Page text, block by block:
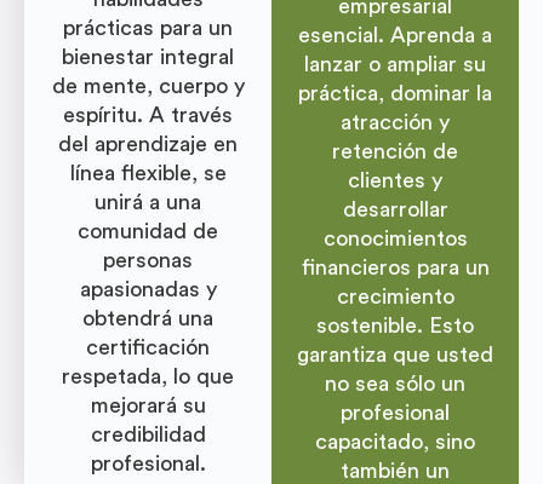
prácticas para un
bienestar integral
de mente, cuerpo y
espíritu. A través
del aprendizaje en
línea flexible, se
unirá a una
comunidad de
personas
apasionadas y
obtendrá una
certificación
respetada, lo que
mejorará su
credibilidad
profesional.
empresarial
esencial. Aprenda a
lanzar o ampliar su
práctica, dominar la
atracción y
retención de
clientes y
desarrollar
conocimientos
financieros para un
crecimiento
sostenible. Esto
garantiza que usted
no sea sólo un
profesional
capacitado, sino
también un